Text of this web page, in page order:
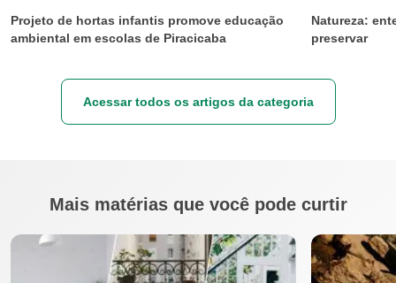
Projeto de hortas infantis promove educação
ambiental em escolas de Piracicaba
Natureza:
preservar
Acessar todos os artigos da categoria
Mais matérias que você pode curtir